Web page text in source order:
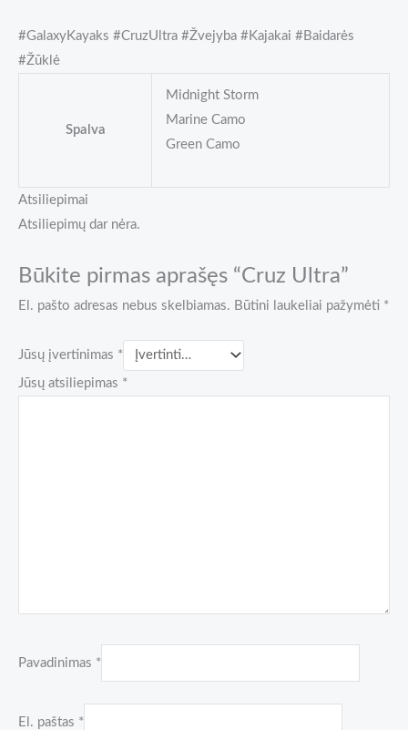
#GalaxyKayaks #CruzUltra #Žvejyba #Kajakai #Baidarės
#Žūklė
Spalva
Midnight Storm
Marine Camo
Green Camo
Atsiliepimai
Atsiliepimų dar nėra.
Būkite pirmas aprašęs “Cruz Ultra”
El. pašto adresas nebus skelbiamas. Būtini laukeliai pažymėti *
Jūsų įvertinimas *
Jūsų atsiliepimas *
Pavadinimas *
El. paštas *